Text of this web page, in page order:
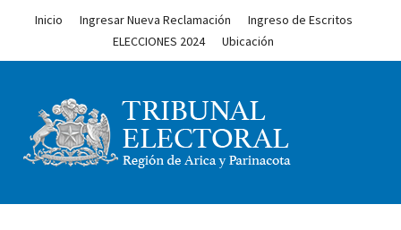
Inicio Ingresar Nueva Reclamación
Ingreso de Escritos
ELECCIONES 2024
Ubicación